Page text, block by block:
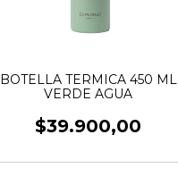
BOTELLA TERMICA 450 ML
VERDE AGUA
$39.900,00